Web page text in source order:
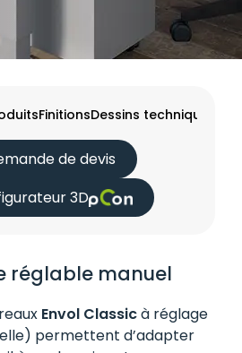
FinitionsDessins techniques
de devis
3D
réglable manuel
Envol Classicà réglage
permettent d’adapter